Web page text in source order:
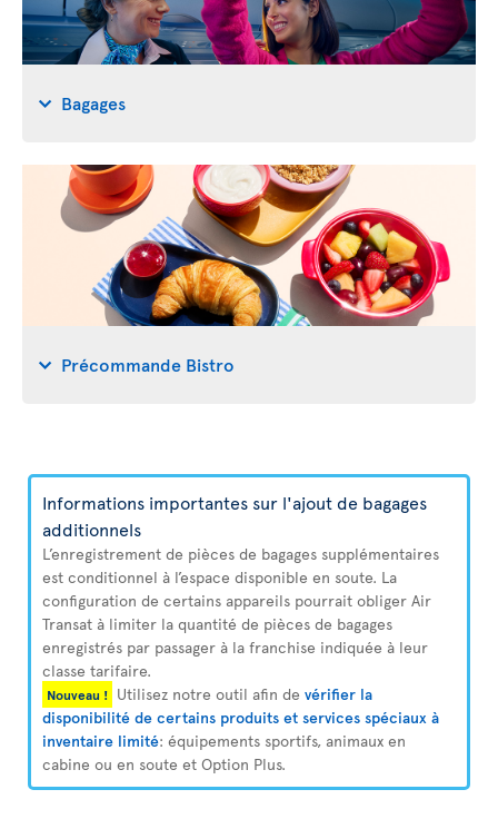
Bagages
Précommande Bistro
Informations importantes sur l'ajout de bagages
additionnels
L’enregistrement de pièces de bagages supplémentaires
est conditionnel à l’espace disponible en soute. La
configuration de certains appareils pourrait obliger Air
Transat à limiter la quantité de pièces de bagages
enregistrés par passager à la franchise indiquée à leur
classe tarifaire.
Nouveau ! Utilisez notre outil afin de vérifier la
disponibilité de certains produits et services spéciaux à
inventaire limité: équipements sportifs, animaux en
cabine ou en soute et Option Plus.